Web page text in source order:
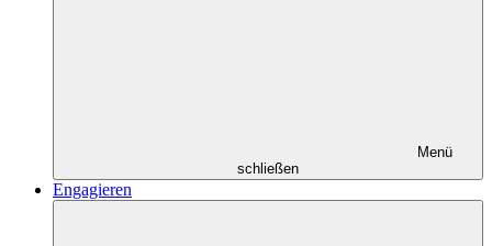
Menü
schließen
Engagieren